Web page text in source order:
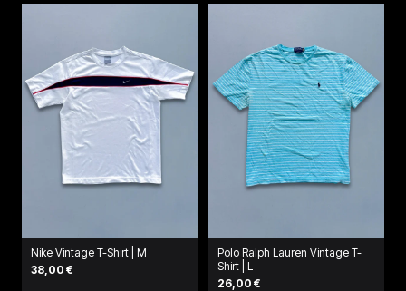
Nike Vintage T-Shirt | M
38,00 €
Polo Ralph Lauren Vintage T-
Shirt | L
26,00 €